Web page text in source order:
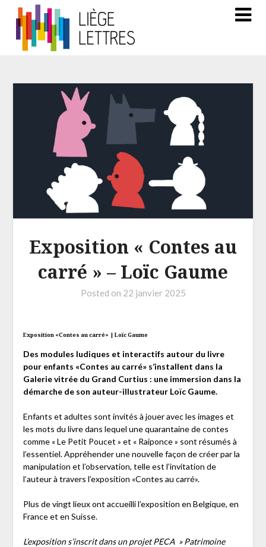
Exposition « Contes au
carré » – Loïc Gaume
Posted on 22 janvier 2025
Exposition «Contes au carré» | Loïc Gaume
Des modules ludiques et interactifs autour du livre
pour enfants «Contes au carré» s’installent dans la
Galerie vitrée du Grand Curtius : une immersion dans la
démarche de son auteur-illustrateur Loïc Gaume.
Enfants et adultes sont invités à jouer avec les images et
les mots du livre dans lequel une quarantaine de contes
comme « Le Petit Poucet » et « Raiponce » sont résumés à
l’essentiel. Appréhender une nouvelle façon de créer par la
manipulation et l’observation, telle est l’invitation de
l’auteur à travers l’exposition «Contes au carré».
Plus de vingt lieux ont accueilli l’exposition en Belgique, en
France et en Suisse.
L’exposition s’inscrit dans un projet PECA » Patrimoine